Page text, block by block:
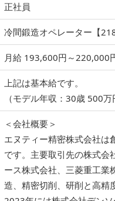
正社員
冷間鍛造オペレーター【
月給 193,600円～220,000
上記は基本給です。
（モデル年収：30歳 500万
＜会社概要＞
エヌティー精密株式会社
です。主要取引先の株式会
ース株式会社、三菱重工業
造、精密切削、研削と高精